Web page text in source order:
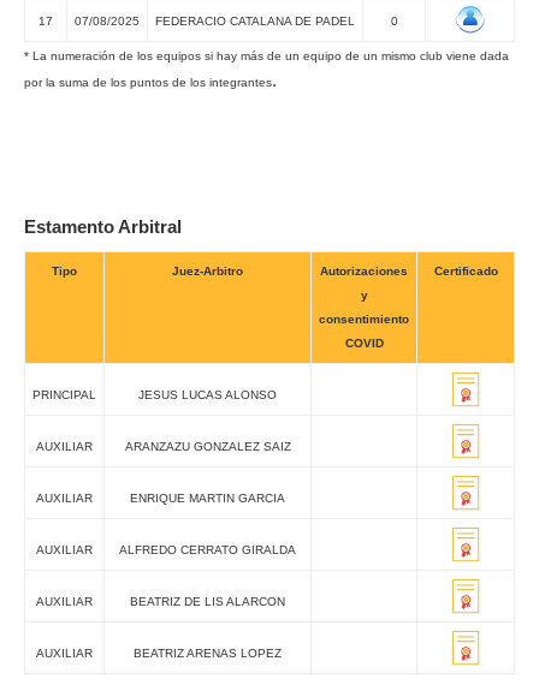
17 07/08/2025 FEDERACIO CATALANA DE PADEL 0
* La numeración de los equipos si hay más de un equipo de un mismo club viene dada
por la suma de los puntos de los integrantes.
Estamento Arbitral
Tipo Juez-Arbitro
Autorizaciones
y
consentimiento
COVID
Certificado
PRINCIPAL JESUS LUCAS ALONSO
AUXILIAR ARANZAZU GONZALEZ SAIZ
AUXILIAR ENRIQUE MARTIN GARCIA
AUXILIAR ALFREDO CERRATO GIRALDA
AUXILIAR BEATRIZ DE LIS ALARCON
AUXILIAR BEATRIZ ARENAS LOPEZ